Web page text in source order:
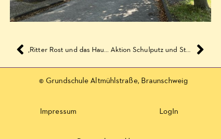
Aktion Schulputz und Stadtputz 2018
© Grundschule Altmühlstraße, Braunschweig
Impressum LogIn